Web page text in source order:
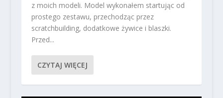
z moich modeli. Model wykonałem startując od
prostego zestawu, przechodząc przez
scratchbuilding, dodatkowe żywice i blaszki.
Przed...
CZYTAJ WIĘCEJ